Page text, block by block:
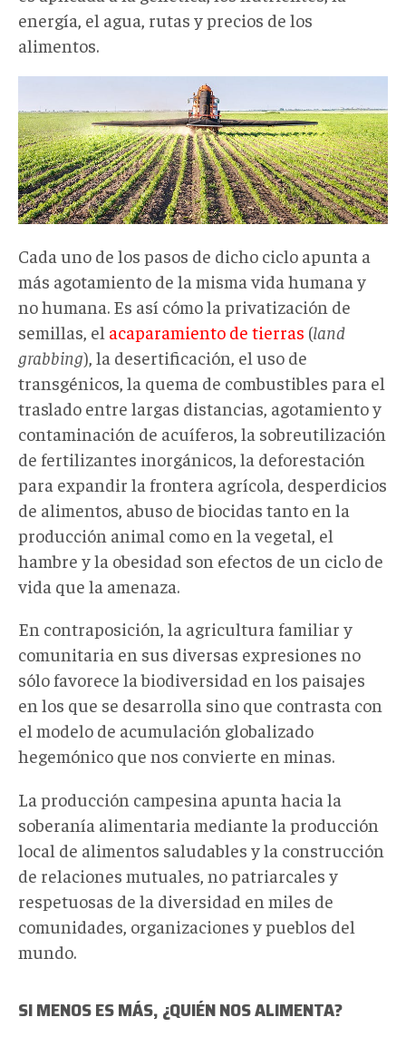
energía, el agua, rutas y precios de los
alimentos.
Cada uno de los pasos de dicho ciclo apunta a
más agotamiento de la misma vida humana y
no humana. Es así cómo la privatización de
semillas, el acaparamiento de tierras (land
grabbing), la desertificación, el uso de
transgénicos, la quema de combustibles para el
traslado entre largas distancias, agotamiento y
contaminación de acuíferos, la sobreutilización
de fertilizantes inorgánicos, la deforestación
para expandir la frontera agrícola, desperdicios
de alimentos, abuso de biocidas tanto en la
producción animal como en la vegetal, el
hambre y la obesidad son efectos de un ciclo de
vida que la amenaza.
En contraposición, la agricultura familiar y
comunitaria en sus diversas expresiones no
sólo favorece la biodiversidad en los paisajes
en los que se desarrolla sino que contrasta con
el modelo de acumulación globalizado
hegemónico que nos convierte en minas.
La producción campesina apunta hacia la
soberanía alimentaria mediante la producción
local de alimentos saludables y la construcción
de relaciones mutuales, no patriarcales y
respetuosas de la diversidad en miles de
comunidades, organizaciones y pueblos del
mundo.
SI MENOS ES MÁS, ¿QUIÉN NOS ALIMENTA?